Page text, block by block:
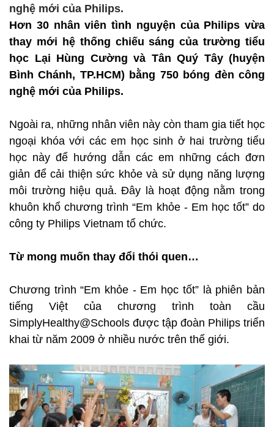
nghệ mới của Philips.
Hơn 30 nhân viên tình nguyện của Philips vừa
thay mới hệ thống chiếu sáng của trường tiểu
học Lại Hùng Cường và Tân Quý Tây (huyện
Bình Chánh, TP.HCM) bằng 750 bóng đèn công
nghệ mới của Philips.
Ngoài ra, những nhân viên này còn tham gia tiết học
ngoại khóa với các em học sinh ở hai trường tiểu
học này để hướng dẫn các em những cách đơn
giản để cải thiện sức khỏe và sử dụng năng lượng
môi trường hiệu quả. Đây là hoạt động nằm trong
khuôn khổ chương trình “Em khỏe - Em học tốt” do
công ty Philips Vietnam tổ chức.
Từ mong muốn thay đổi thói quen…
Chương trình “Em khỏe - Em học tốt” là phiên bản
tiếng Việt của chương trình toàn cầu
SimplyHealthy@Schools được tập đoàn Philips triển
khai từ năm 2009 ở nhiều nước trên thế giới.